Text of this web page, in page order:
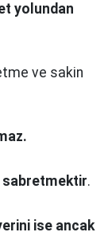
yolundan
ve sakin
sabretmektir.
ise ancak